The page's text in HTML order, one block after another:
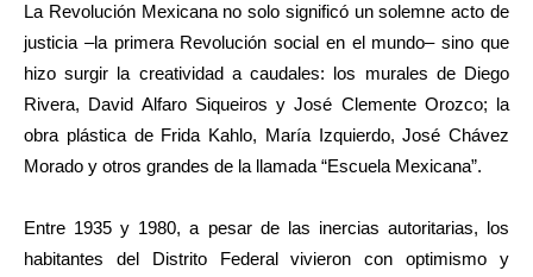
La Revolución Mexicana no solo significó un solemne acto de
justicia –la primera Revolución social en el mundo– sino que
hizo surgir la creatividad a caudales: los murales de Diego
Rivera, David Alfaro Siqueiros y José Clemente Orozco; la
obra plástica de Frida Kahlo, María Izquierdo, José Chávez
Morado y otros grandes de la llamada “Escuela Mexicana”.
Entre 1935 y 1980, a pesar de las inercias autoritarias, los
habitantes del Distrito Federal vivieron con optimismo y